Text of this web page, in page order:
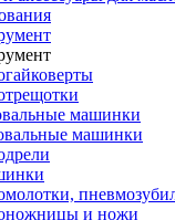
машинки
машинки
и ножи